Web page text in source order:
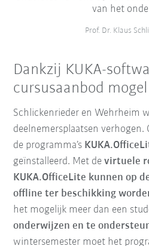
van het
Prof. Dr. Klaus
Dankzij KUKA-
cursusaanbod
Schlickenrieder en Wehrheim
deelnemersplaatsen
de programma’s
geïnstalleerd. Met devirtuele
KUKA.OfficeLite kunnen op
offline ter beschikking
het mogelijk meer dan een
onderwijzen en te
wintersemester moet het